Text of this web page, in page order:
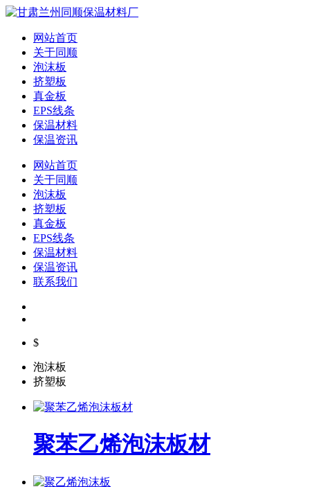
网站首页
关于同顺
泡沫板
挤塑板
真金板
EPS线条
保温材料
保温资讯
网站首页
关于同顺
泡沫板
挤塑板
真金板
EPS线条
保温材料
保温资讯
联系我们
$
泡沫板
挤塑板
聚苯乙烯泡沫板材